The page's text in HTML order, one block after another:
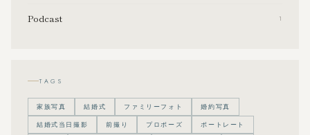
Podcast 1
TAGS
家族写真 結婚式 ファミリーフォト
婚約写真
結婚式当日撮影
前撮り プロポーズ
ポートレート